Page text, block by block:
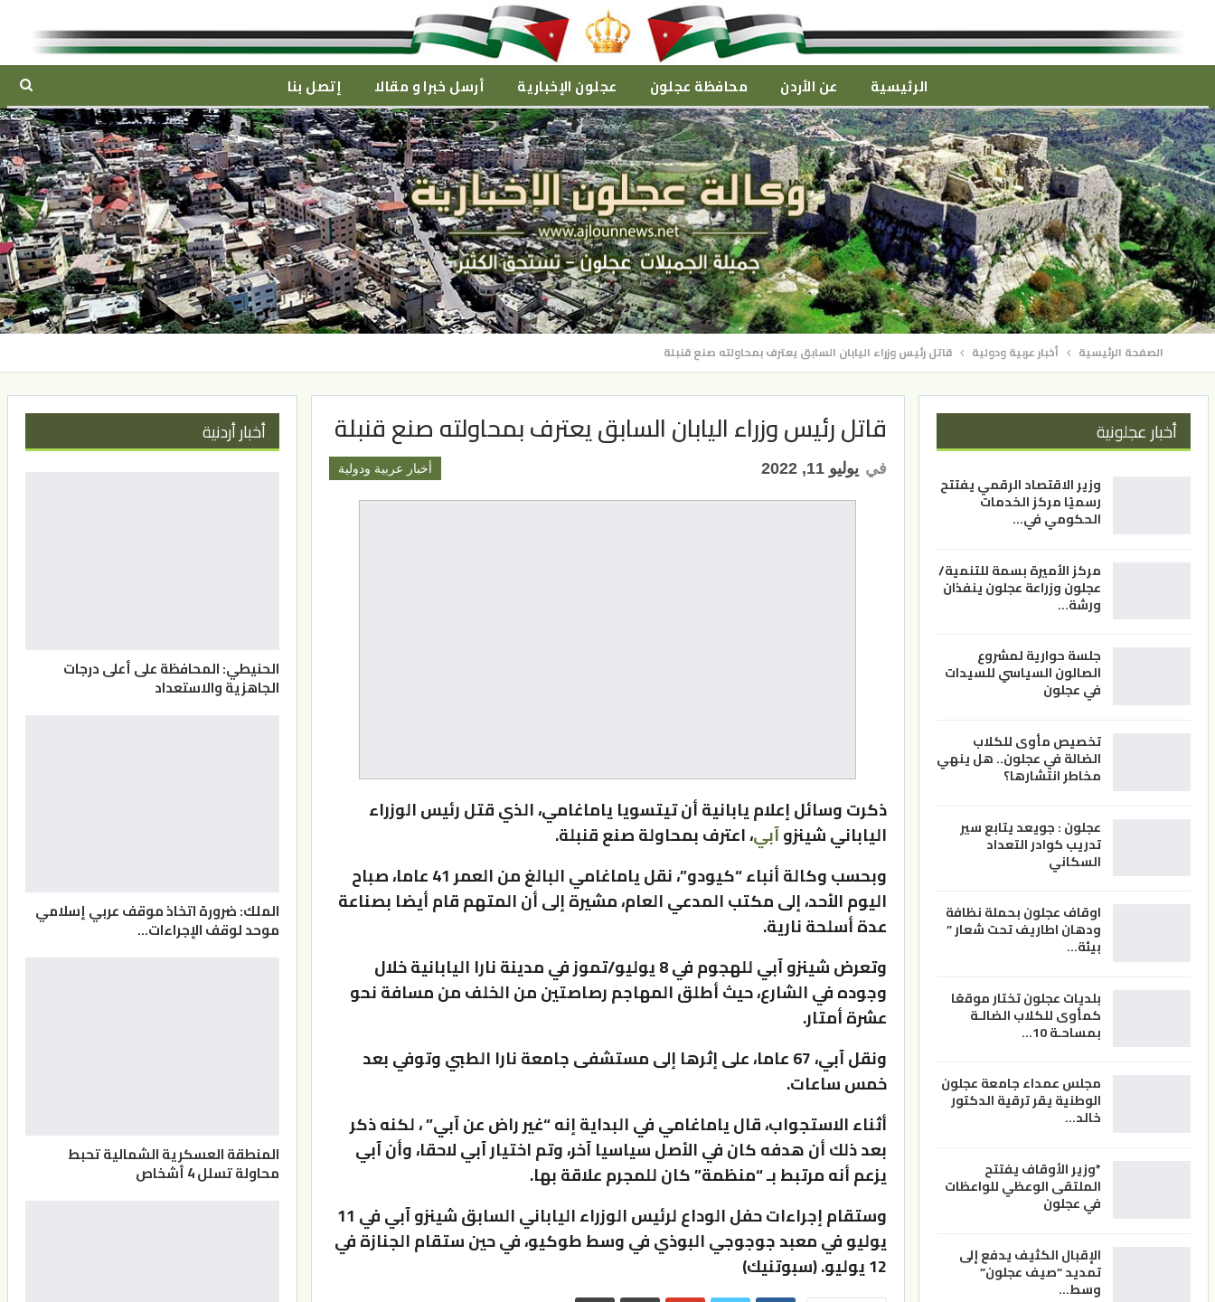
الرئيسية عن الأردن محافظة عجلون عجلون الإخبارية أرسل خبرا و مقالا إتصل بنا
الصفحة الرئيسية أخبار عربية ودولية قاتل رئيس وزراء اليابان السابق يعترف بمحاولته صنع قنبلة
قاتل رئيس وزراء اليابان السابق يعترف بمحاولته صنع قنبلة
أخبار عربية ودولية في يوليو 11, 2022
ذكرت وسائل إعلام يابانية أن تيتسويا ياماغامي، الذي قتل رئيس الوزراء
الياباني شينزوآبي، اعترف بمحاولة صنع قنبلة.
وبحسب وكالة أنباء “كيودو”، نقل ياماغامي البالغ من العمر 41 عاما، صباح
اليوم الأحد، إلى مكتب المدعي العام، مشيرة إلى أن المتهم قام أيضا بصناعة
عدة أسلحة نارية.
وتعرض شينزو آبي للهجوم في 8 يوليو/تموز في مدينة نارا اليابانية خلال
وجوده في الشارع، حيث أطلق المهاجم رصاصتين من الخلف من مسافة نحو
عشرة أمتار.
ونقل آبي، 67 عاما، على إثرها إلى مستشفى جامعة نارا الطبي وتوفي بعد
خمس ساعات.
أثناء الاستجواب، قال ياماغامي في البداية إنه “غير راض عن آبي” ، لكنه ذكر
بعد ذلك أن هدفه كان في الأصل سياسيا آخر، وتم اختيار آبي لاحقا، وأن آبي
يزعم أنه مرتبط بـ “منظمة” كان للمجرم علاقة بها.
وستقام إجراءات حفل الوداع لرئيس الوزراء الياباني السابق شينزو آبي في 11
يوليو في معبد جوجوجي البوذي في وسط طوكيو، في حين ستقام الجنازة في
12 يوليو. (سبوتنيك)
أخبار عجلونية
وزير الاقتصاد الرقمي يفتتح
رسميًا مركز الخدمات
الحكومي في…
مركز الأميرة بسمة للتنمية/
عجلون وزراعة عجلون ينفذان
ورشة…
جلسة حوارية لمشروع
الصالون السياسي للسيدات
في عجلون
تخصيص مأوى للكلاب
الضالة في عجلون.. هل ينهي
مخاطر انتشارها؟
عجلون : جويعد يتابع سير
تدريب كوادر التعداد
السكاني
اوقاف عجلون بحملة نظافة
ودهان اطاريف تحت شعار ”
بيئة…
بلديات عجلون تختار موقعًا
كمأوى للكلاب الضالـة
بمساحـة 10…
مجلس عمداء جامعة عجلون
الوطنية يقر ترقية الدكتور
خالد…
*وزير الأوقاف يفتتح
الملتقى الوعظي للواعظات
في عجلون
الإقبال الكثيف يدفع إلى
تمديد “صيف عجلون”
وسط…
أخبار أردنية
الحنيطي: المحافظة على أعلى درجات
الجاهزية والاستعداد
الملك: ضرورة اتخاذ موقف عربي إسلامي
موحد لوقف الإجراءات…
المنطقة العسكرية الشمالية تحبط
محاولة تسلل 4 أشخاص